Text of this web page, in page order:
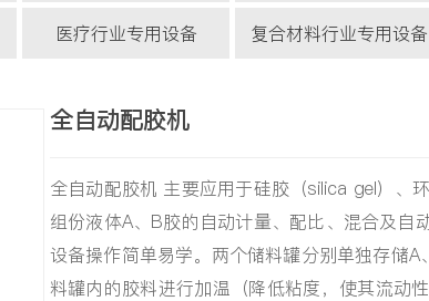
医疗行业专用设备 复合材料行业专用设备
全自动配胶机
全自动配胶机 主要应用于硅胶（silica gel）、
组份液体A、B胶的自动计量、配比、混合及自
设备操作简单易学。两个储料罐分别单独存储
料罐内的胶料进行加温（降低粘度，使其流动